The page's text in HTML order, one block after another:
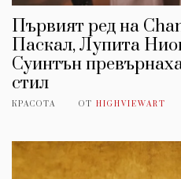
Първият ред на
Паскал, Лупита
Суинтън
стил
КРАСОТА ОТ HIGHVIEWART